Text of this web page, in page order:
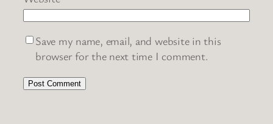
Save my name, email, and website in this
browser for the next time I comment.